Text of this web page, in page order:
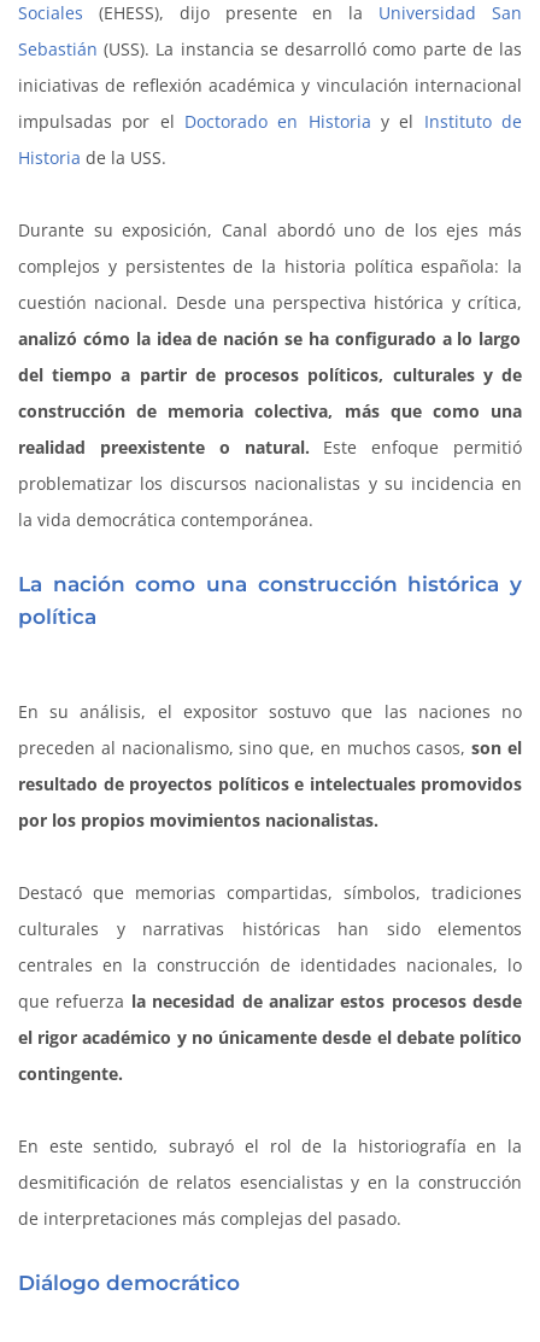
Sociales (EHESS), dijo presente en la Universidad San
Sebastián (USS). La instancia se desarrolló como parte de las
iniciativas de reflexión académica y vinculación internacional
impulsadas por el Doctorado en Historia y el Instituto de
Historia de la USS.
Durante su exposición, Canal abordó uno de los ejes más
complejos y persistentes de la historia política española: la
cuestión nacional. Desde una perspectiva histórica y crítica,
analizó cómo la idea de nación se ha configurado a lo largo
del tiempo a partir de procesos políticos, culturales y de
construcción de memoria colectiva, más que como una
realidad preexistente o natural. Este enfoque permitió
problematizar los discursos nacionalistas y su incidencia en
la vida democrática contemporánea.
La nación como una construcción histórica y
política
En su análisis, el expositor sostuvo que las naciones no
preceden al nacionalismo, sino que, en muchos casos,son el
resultado de proyectos políticos e intelectuales promovidos
por los propios movimientos nacionalistas.
Destacó que memorias compartidas, símbolos, tradiciones
culturales y narrativas históricas han sido elementos
centrales en la construcción de identidades nacionales, lo
que refuerza la necesidad de analizar estos procesos desde
el rigor académico y no únicamente desde el debate político
contingente.
En este sentido, subrayó el rol de la historiografía en la
desmitificación de relatos esencialistas y en la construcción
de interpretaciones más complejas del pasado.
Diálogo democrático